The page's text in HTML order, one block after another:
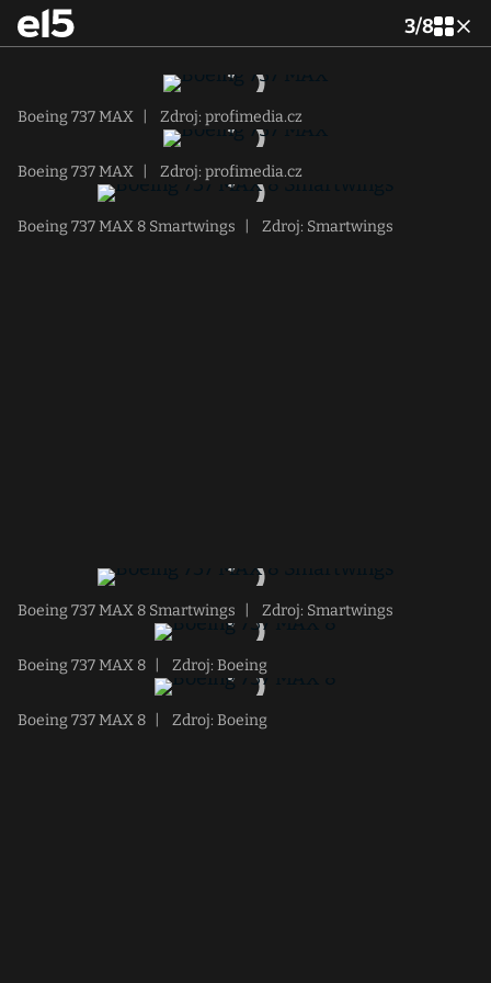
3/8
Boeing 737 MAX Zdroj: profimedia.cz
Boeing 737 MAX Zdroj: profimedia.cz
Boeing 737 MAX 8 Smartwings Zdroj: Smartwings
Boeing 737 MAX 8 Smartwings Zdroj: Smartwings
Boeing 737 MAX 8 Zdroj: Boeing
Boeing 737 MAX 8 Zdroj: Boeing